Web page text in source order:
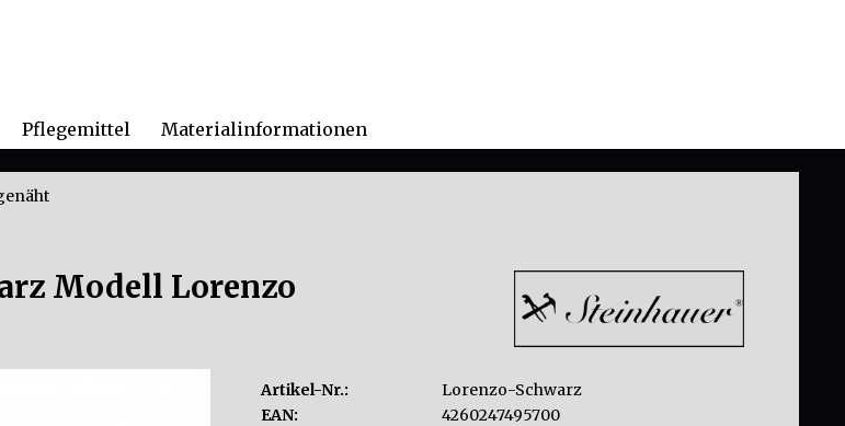
Pflegemittel Materialinformationen
Modell Lorenzo
Artikel-Nr.:
Lorenzo-Schwarz
EAN:
4260247495700